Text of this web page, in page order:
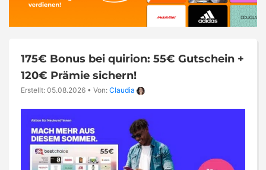
175€ Bonus bei quirion: 55€ Gutschein +
120€ Prämie sichern!
Erstellt: 05.08.2026 • Von: Claudia